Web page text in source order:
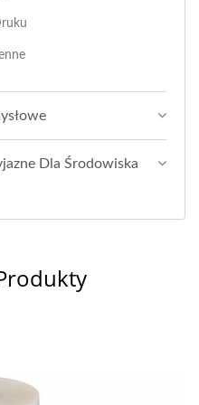
Dla Środowiska